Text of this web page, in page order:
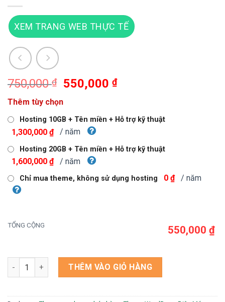
XEM TRANG WEB THỰC TẾ
750,000₫
Giá
là:
750,000 ₫.
550,000₫Giá
là:
Thêm tùy chọn
Hosting 10GB + Tên miền + Hỗ trợ kỹ thuật
1,300,000 ₫ / năm
Hosting 20GB + Tên miền + Hỗ trợ kỹ thuật
1,600,000 ₫ / năm
Chỉ mua theme, không sử dụng hosting 0 ₫ / năm
TỔNG CỘNG 550,000 ₫
Theme wordpress bán phụ kiện điện thoại số lượng
THÊM VÀO GIỎ HÀNG